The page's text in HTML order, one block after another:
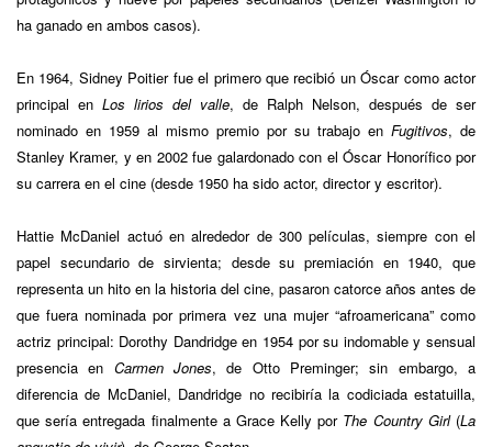
ha ganado en ambos casos).
En 1964, Sidney Poitier fue el primero que recibió un Óscar como actor
principal en Los lirios del valle, de Ralph Nelson, después de ser
nominado en 1959 al mismo premio por su trabajo en Fugitivos, de
Stanley Kramer, y en 2002 fue galardonado con el Óscar Honorífico por
su carrera en el cine (desde 1950 ha sido actor, director y escritor).
Hattie McDaniel actuó en alrededor de 300 películas, siempre con el
papel secundario de sirvienta; desde su premiación en 1940, que
representa un hito en la historia del cine, pasaron catorce años antes de
que fuera nominada por primera vez una mujer “afroamericana” como
actriz principal: Dorothy Dandridge en 1954 por su indomable y sensual
presencia en Carmen Jones, de Otto Preminger; sin embargo, a
diferencia de McDaniel, Dandridge no recibiría la codiciada estatuilla,
que sería entregada finalmente a Grace Kelly por The Country Girl(La